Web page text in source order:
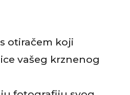
otiračem koji
vašeg krznenog